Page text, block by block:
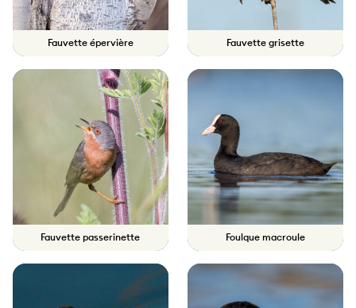
Fauvette épervière Fauvette grisette
Fauvette passerinette Foulque macroule